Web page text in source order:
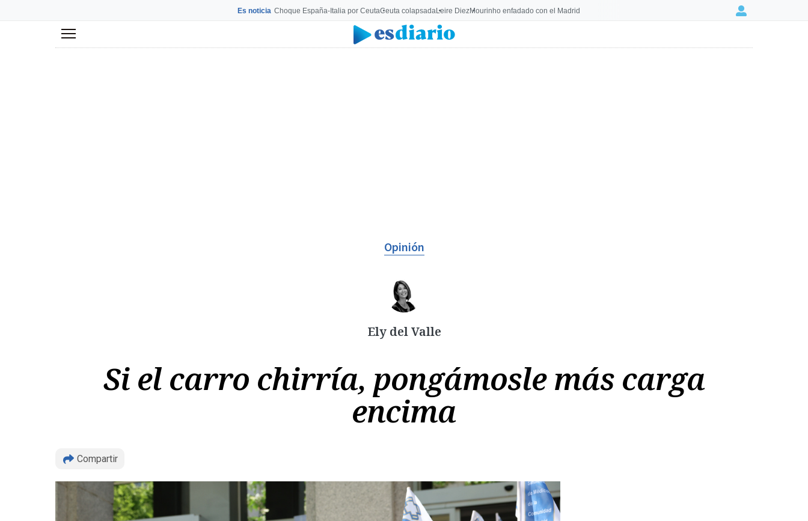
Es noticia Choque España-Italia por CeutaCeuta colapsadaLeire DiezMourinho enfadado con el Madrid Login
Menú
Opinión
Ely del Valle
Si el carro chirría, pongámosle más carga
encima
Compartir